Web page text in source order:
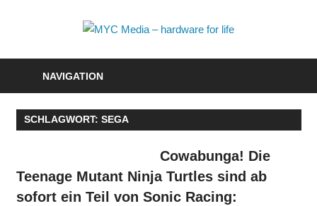
Media
–
for
life
NAVIGATION
SCHLAGWORT: SEGA
Cowabunga! Die
Teenage Mutant Ninja Turtles sind ab
sofort ein Teil von Sonic Racing: